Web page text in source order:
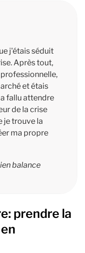
j'étais séduit
Après tout,
et étais
fallu attendre
de la crise
je trouve la
ma propre
balance
prendre la